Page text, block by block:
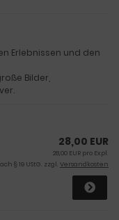
Erlebnissen und den
Bilder,
28,00 EUR
28,00 EUR pro Expl.
§ 19 UStG. zzgl. Versandkosten